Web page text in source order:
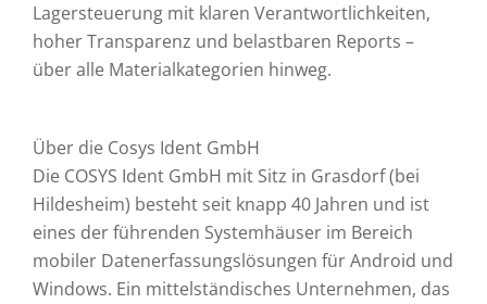
Lagersteuerung mit klaren Verantwortlichkeiten,
hoher Transparenz und belastbaren Reports –
über alle Materialkategorien hinweg.
Über die Cosys Ident GmbH
Die COSYS Ident GmbH mit Sitz in Grasdorf (bei
Hildesheim) besteht seit knapp 40 Jahren und ist
eines der führenden Systemhäuser im Bereich
mobiler Datenerfassungslösungen für Android und
Windows. Ein mittelständisches Unternehmen, das